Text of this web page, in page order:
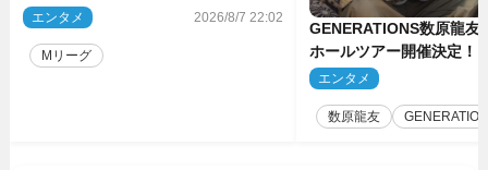
後は自ら和了って幕引き
エンタメ 2026/8/7 22:02
Mリーグ
GENERATIONS数原龍友
ホールツアー開催決定
た瞬間を、音に乗せてお
エンタメ
数原龍友